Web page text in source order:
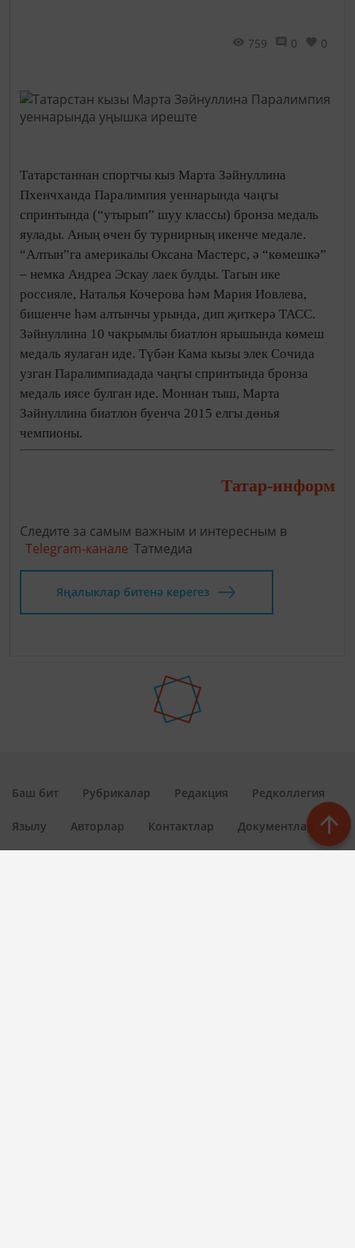
759 0 0
Татарстаннан спортчы кыз Марта Зәйнуллина
Пхенчханда Паралимпия уеннарында чаңгы
спринтында (“утырып” шуу классы) бронза медаль
яулады. Аның өчен бу турнирның икенче медале.
“Алтын”га америкалы Оксана Мастерс, ә “көмешкә”
– немка Андреа Эскау лаек булды. Тагын ике
россияле, Наталья Кочерова һәм Мария Иовлева,
бишенче һәм алтынчы урында, дип җиткерә ТАСС.
Зәйнуллина 10 чакрымлы биатлон ярышында көмеш
медаль яулаган иде. Түбән Кама кызы элек Сочида
узган Паралимпиадада чаңгы спринтында бронза
медаль иясе булган иде. Моннан тыш, Марта
Зәйнуллина биатлон буенча 2015 елгы дөнья
чемпионы.
Татар-информ
Следите за самым важным и интересным в
Telegram-канале Татмедиа
Яңалыклар битенә керегез
Баш бит Рубрикалар Редакция Редколлегия
Язылу Авторлар Контактлар Документлар